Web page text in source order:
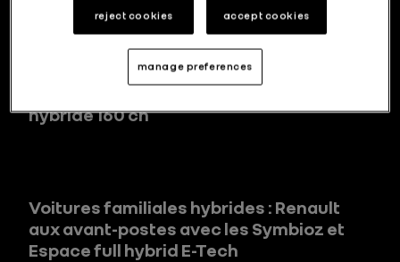
Efficience et plaisir de conduite à bord
de Nouvelle Clio grâce au moteur
hybride 160 ch
Voitures familiales hybrides : Renault
aux avant-postes avec les Symbioz et
Espace full hybrid E-Tech
reject cookies accept cookies
manage preferences